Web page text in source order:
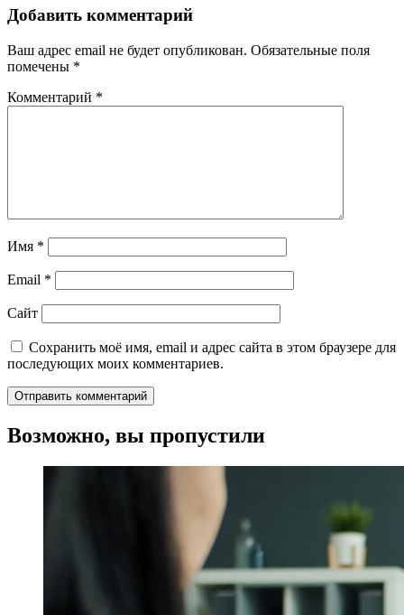
Добавить комментарий
Ваш адрес email не будет опубликован. Обязательные поля
помечены *
Комментарий *
Имя *
Email *
Сайт
Сохранить моё имя, email и адрес сайта в этом браузере для
последующих моих комментариев.
Возможно, вы пропустили